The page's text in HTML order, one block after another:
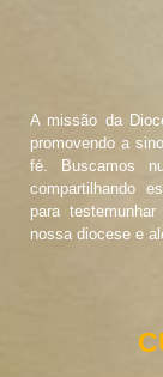
A missão da
promovendo a
fé. Buscamos
compartilhando
para
nossa diocese e